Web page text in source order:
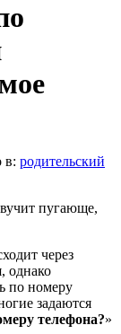
в: родительский
пугающе,
через
однако
по номеру
задаются
телефона?»